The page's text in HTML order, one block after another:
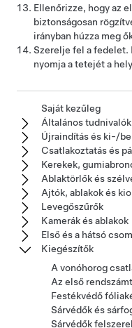
Ellenőrizze, hogy az
biztonságosan
irányban húzza meg
Szerelje fel a fedelet.
nyomja a tetejét a
Saját kezűleg
Általános tudnivalók
Újraindítás és ki-/
Csatlakoztatás és
Kerekek,
Ablaktörlők és
Ajtók, ablakok és
Levegőszűrők
Kamerák és ablakok
Első és a hátsó
Kiegészítők
A vonóhorog
Az első
Festékvédő
Sárvédők és
Sárvédők